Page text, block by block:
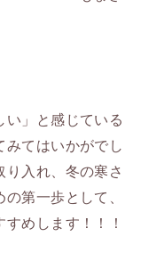
い」と感じている
みてはいかがでし
り入れ、冬の寒さ
第一歩として、
めします！！！